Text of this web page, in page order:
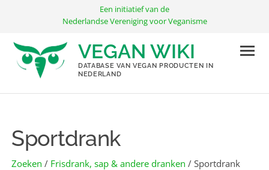
inhoud
Een initiatief van de
Nederlandse Vereniging voor Veganisme
VEGAN WIKI
DATABASE VAN VEGAN PRODUCTEN IN
NEDERLAND
Sportdrank
Zoeken / Frisdrank, sap & andere dranken / Sportdrank